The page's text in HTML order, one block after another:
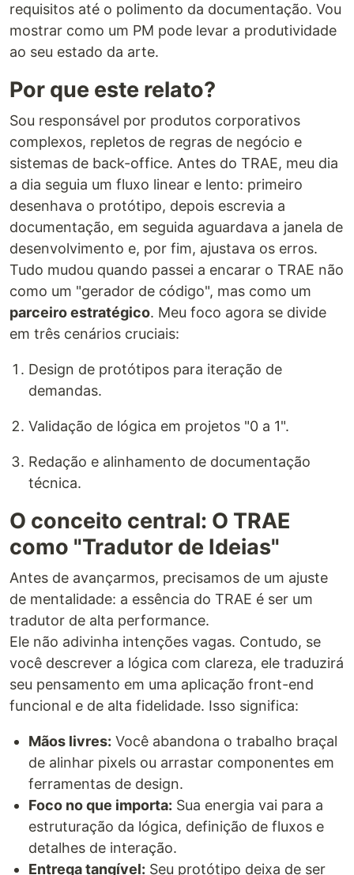
requisitos até o polimento da documentação. Vou
mostrar como um PM pode levar a produtividade
ao seu estado da arte.
Por que este relato?
Sou responsável por produtos corporativos
complexos, repletos de regras de negócio e
sistemas de back-office. Antes do TRAE, meu dia
a dia seguia um fluxo linear e lento: primeiro
desenhava o protótipo, depois escrevia a
documentação, em seguida aguardava a janela de
desenvolvimento e, por fim, ajustava os erros.
Tudo mudou quando passei a encarar o TRAE não
como um "gerador de código", mas como um
parceiro estratégico. Meu foco agora se divide
em três cenários cruciais:
Design de protótipos para iteração de
demandas.
Validação de lógica em projetos "0 a 1".
Redação e alinhamento de documentação
técnica.
O conceito central: O TRAE
como "Tradutor de Ideias"
Antes de avançarmos, precisamos de um ajuste
de mentalidade: a essência do TRAE é ser um
tradutor de alta performance.
Ele não adivinha intenções vagas. Contudo, se
você descrever a lógica com clareza, ele traduzirá
seu pensamento em uma aplicação front-end
funcional e de alta fidelidade. Isso significa:
Mãos livres: Você abandona o trabalho braçal
de alinhar pixels ou arrastar componentes em
ferramentas de design.
Foco no que importa: Sua energia vai para a
estruturação da lógica, definição de fluxos e
detalhes de interação.
Entrega tangível: Seu protótipo deixa de ser